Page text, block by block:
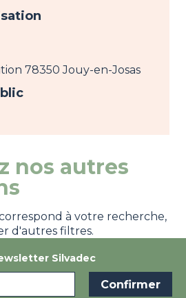
78350 Jouy-en-Josas
nos autres
à votre recherche,
d'autres filtres.
Silvadec